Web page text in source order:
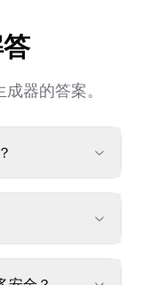
器的答案。